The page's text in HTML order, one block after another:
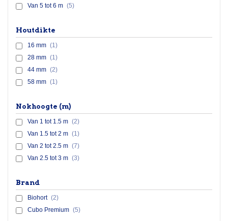
Van 5 tot 6 m (5)
Houtdikte
16 mm (1)
28 mm (1)
44 mm (2)
58 mm (1)
Nokhoogte (m)
Van 1 tot 1.5 m (2)
Van 1.5 tot 2 m (1)
Van 2 tot 2.5 m (7)
Van 2.5 tot 3 m (3)
Brand
Biohort (2)
Cubo Premium (5)